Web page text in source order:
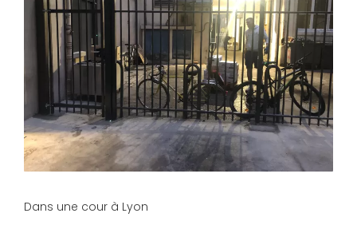
Dans une cour à Lyon